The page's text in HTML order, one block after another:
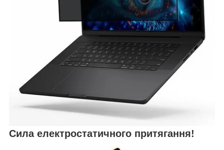
Сила електростатичного притягання!